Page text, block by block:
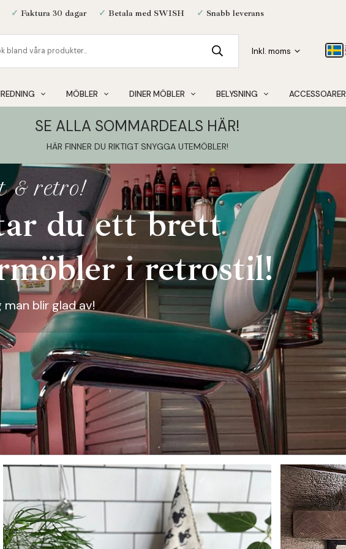
✓ Faktura 30 dagar ✓ Betala med SWISH ✓ Snabb leverans
MÖBLER DINER MÖBLER BELYSNING ACCESSOARER
SE ALLA SOMMARDEALS HÄR!
HÄR FINNER DU RIKTIGT SNYGGA UTEMÖBLER!
inför den
med stil!
pris på Elof
of Sweden!
& retro!
du ett brett
i retrostil!
man blir glad av!
att ladda i!
& möbler
tidlös design!
utesäsongen!